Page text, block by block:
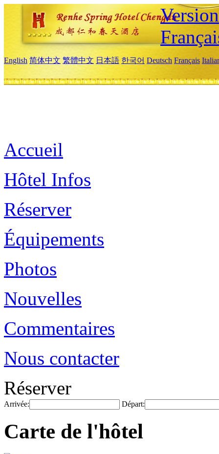
English 简体中文 繁體中文 日本語 한국어 Deutsch Français
Accueil
Hôtel Infos
Réserver
Équipements
Photos
Nouvelles
Commentaires
Nous contacter
Réserver
Arrivée: Départ:
Carte de l'hôtel